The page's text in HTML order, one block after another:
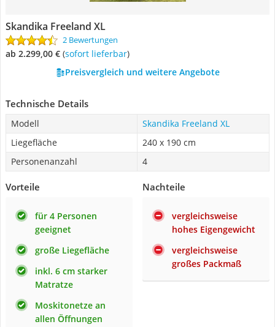
Skandika Freeland XL
2 Bewertungen
ab 2.299,00 € ( Sofort lieferbar)
Preisvergleich und weitere Angebote
Technische Details
Modell
Skandika Freeland XL
Liegefläche
240 x 190 cm
Personenanzahl
4
Vorteile
für 4 Personen
geeignet
große Liegefläche
inkl. 6 cm starker
Matratze
Moskitonetze an
allen Öffnungen
Nachteile
vergleichsweise
hohes Eigengewicht
vergleichsweise
großes Packmaß